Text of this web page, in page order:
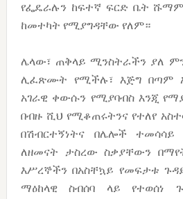
የፌዴራሉን ከፍተኛ ፍርድ ቤት
ከመተካት የሚያግዳቸው የለም።
ሌላው፣ ጠቅላይ ሚንስትራችን ያለ
ሊፈጽሙት የሚችሉ፣ እጅግ በጣም
አገራዊ ቀውሱን የሚያባብስ እንጂ
በብዙ ሺህ የሚቆጠሩትንና የተለየ
በሽብርተኝነትና በሌሎች
ለዘመናት ታስረው ስቃያቸውን
እሥረኞችን በአስቸኳይ የመፍታቱ
ማዕከላዊ ስብሰባ ላይ የተወሰነ